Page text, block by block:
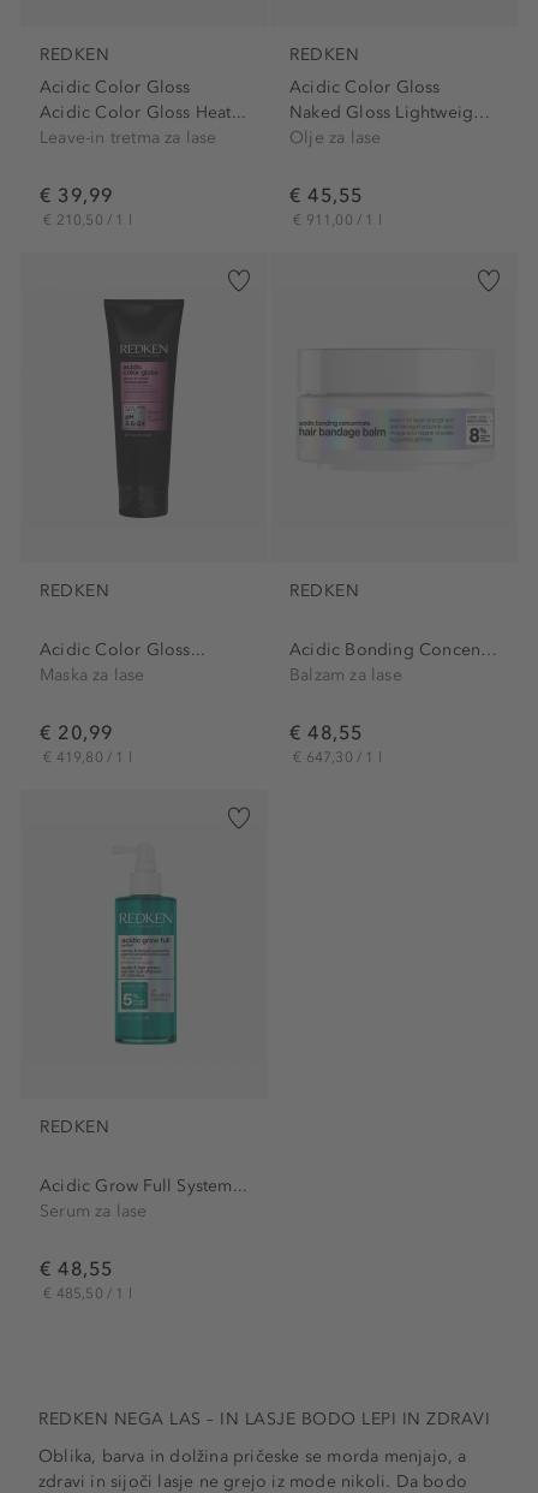
REDKEN
Acidic Color Gloss
Acidic Color Gloss Heat...
Leave-in tretma za lase
€ 39,99
€ 210,50 / 1 l
REDKEN
Acidic Color Gloss
Naked Gloss Lightweight...
Olje za lase
€ 45,55
€ 911,00 / 1 l
REDKEN
Acidic Color Gloss...
Maska za lase
€ 20,99
€ 419,80 / 1 l
REDKEN
Acidic Bonding Concentrate...
Balzam za lase
€ 48,55
€ 647,30 / 1 l
REDKEN
Acidic Grow Full System...
Serum za lase
€ 48,55
€ 485,50 / 1 l
REDKEN NEGA LAS – IN LASJE BODO LEPI IN ZDRAVI
Oblika, barva in dolžina pričeske se morda menjajo, a
zdravi in sijoči lasje ne grejo iz mode nikoli. Da bodo